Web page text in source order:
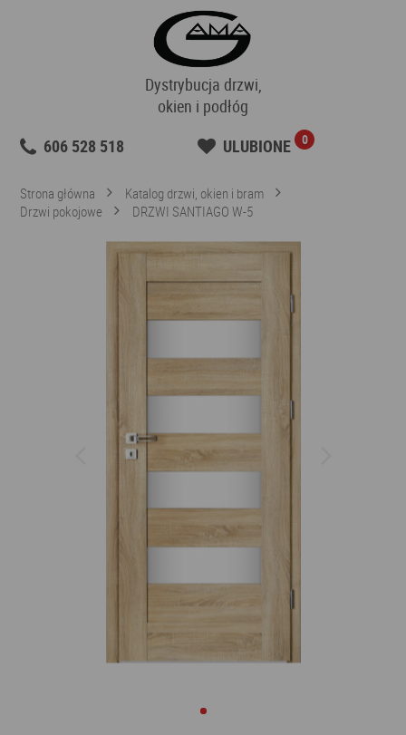
Dystrybucja drzwi,
okien i podłóg
606 528 518
ULUBIONE 0
Strona główna
Katalog drzwi, okien i bram
Drzwi pokojowe
DRZWI SANTIAGO W-5